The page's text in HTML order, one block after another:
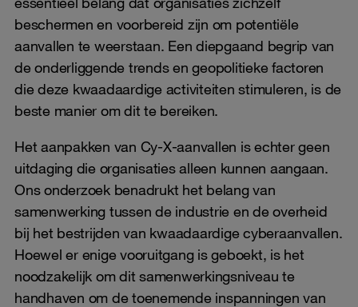
beschermen en voorbereid zijn om potentiële
aanvallen te weerstaan. Een diepgaand begrip van
de onderliggende trends en geopolitieke factoren
die deze kwaadaardige activiteiten stimuleren, is de
beste manier om dit te bereiken.
Het aanpakken van Cy-X-aanvallen is echter geen
uitdaging die organisaties alleen kunnen aangaan.
Ons onderzoek benadrukt het belang van
samenwerking tussen de industrie en de overheid
bij het bestrijden van kwaadaardige cyberaanvallen.
Hoewel er enige vooruitgang is geboekt, is het
noodzakelijk om dit samenwerkingsniveau te
handhaven om de toenemende inspanningen van